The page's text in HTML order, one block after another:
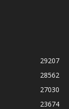
29207
28562
27030
23674